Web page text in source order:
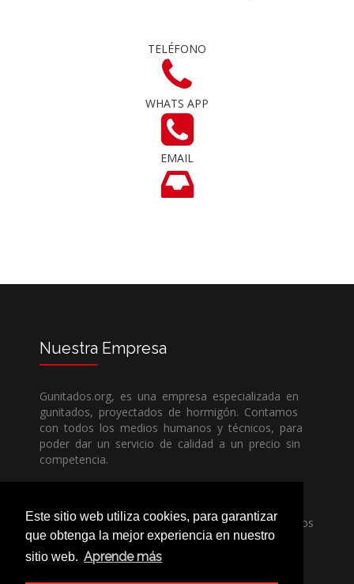
Este sitio web utiliza cookies, para garantizar
que obtenga la mejor experiencia en nuestro
sitio web. Aprende más
TELÉFONO
WHATS APP
EMAIL
Nuestra Empresa
Gunitados.org, es una empresa especializada en
gunitados, proyectados de hormigón. Contamos
con todos los medios humanos y técnicos, para
poder dar un servicio de calidad a un precio sin
competencia.
en llamarnos, nuestros técnicos estran encantados
de poder ayudarle, ya sea usted particular o
profesional.